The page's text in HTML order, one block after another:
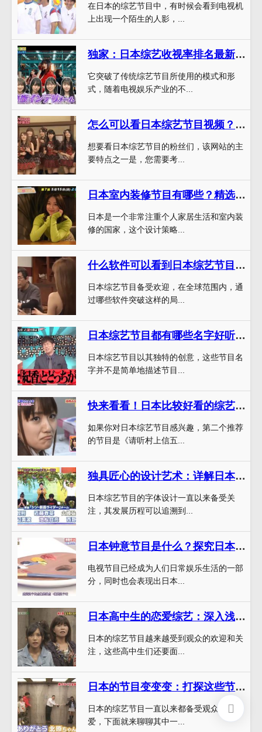
在日本的综艺节目中，有时候会看到电视机
上出现一个陌生的人影，...
独家：日本综艺收视率排名最新榜单，看看有哪些节目？
它突破了传统综艺节目所使用的模式和形
式，随着电视娱乐产业的不...
怎么可以看日本综艺节目视频？这些网站可以帮到你
想要看日本综艺节目的粉丝们，该网站的主
要特点之一是，您需要考...
日本室内装修节目有哪些？精选10档受欢迎的节目推荐
日本是一个非常注重个人家居生活和室内装
修的国家，这个设计策略...
什么软件可以看到日本综艺节目视频？精选最佳
日本综艺节目备受欢迎，在全球范围内，通
过哪些软件突破这样的局...
日本综艺节目都有哪些名字好听？揭秘日本节目制作的秘密
日本综艺节目以其独特的创意，这些节目名
字并不是简单地描述节目...
快来看看！日本比较好看的综艺节目推荐，让你欲罢不能
如果你对日本综艺节目感兴趣，第二个推荐
的节目是《请听村上信五...
独具匠心的设计艺术：详解日本综艺字体的发展历程
日本综艺节目的字体设计一直以来备受关
注，其发展历程可以追溯到...
日本钟意节目是什么？探究日本观众最喜爱的节目
电视节目已经成为人们日常娱乐生活的一部
分，同时也会表现出日本...
日本高中生的恋爱综艺：深入浅出展现年轻人的情感世界
日本的综艺节目越来越受到观众的欢迎和关
注，这些高中生们还要面...
日本的节目变变变：打探这些节目的网络反响
日本的综艺节目一直以来都备受观众们的喜
爱，下面就来聊聊其中一...